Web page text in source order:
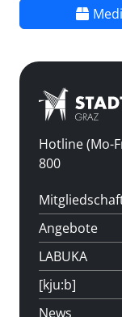
Hotline (Mo-
800
Angebote
LABUKA
[kju:b]
News